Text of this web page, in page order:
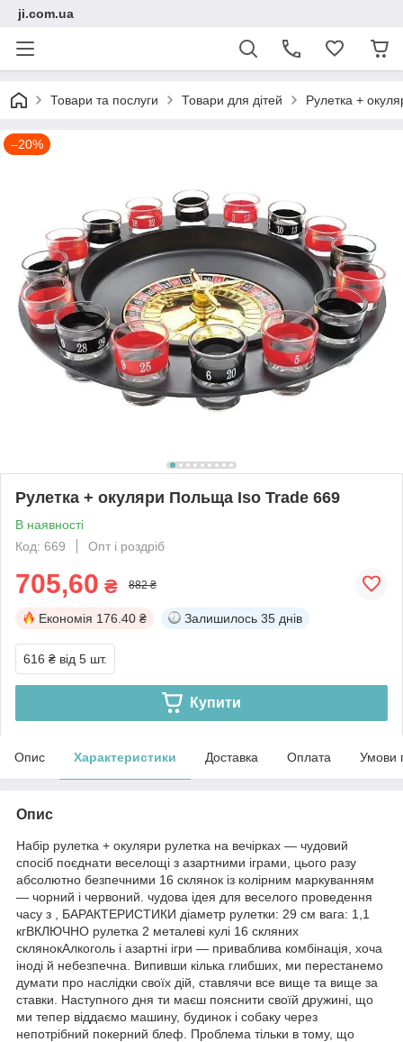
ji.com.ua
Товари та послуги Товари для дітей Рулетка +
–20%
Рулетка + окуляри Польща Iso Trade 669
В наявності
Код: 669
Опт і роздріб
705,60 ₴ 882 ₴
Економія 176.40 ₴ Залишилось 35 днів
616 ₴ від 5 шт.
Купити
Опис Характеристики Доставка Оплата Умови
Опис
Набір рулетка + окуляри рулетка на вечірках — чудовий
спосіб поєднати веселощі з азартними іграми, цього разу
абсолютно безпечними 16 склянок із колірним маркуванням
— чорний і червоний. чудова ідея для веселого проведення
часу з , БАРАКТЕРИСТИКИ діаметр рулетки: 29 см вага: 1,1
кгВКЛЮЧНО рулетка 2 металеві кулі 16 скляних
склянокАлкоголь і азартні ігри — приваблива комбінація, хоча
іноді й небезпечна. Випивши кілька глибших, ми перестанемо
думати про наслідки своїх дій, ставлячи все вище та вище за
ставки. Наступного дня ти маєш пояснити своїй дружині, що
ми тепер віддаємо машину, будинок і собаку через
непотрібний покерний блеф. Проблема тільки в тому, що